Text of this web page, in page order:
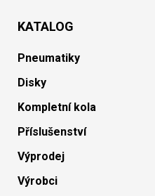
KATALOG
Pneumatiky
Disky
Kompletní kola
Příslušenství
Výprodej
Výrobci